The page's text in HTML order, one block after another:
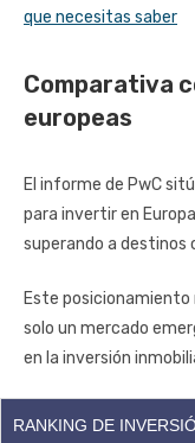
que necesitas saber
Comparativa
europeas
El informe de PwC
para invertir en
superando a destinos
Este posicionamiento
solo un mercado
en la inversión
RANKING DE